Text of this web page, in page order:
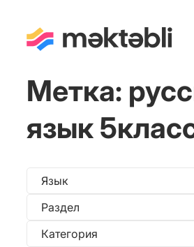
Метка:
язык